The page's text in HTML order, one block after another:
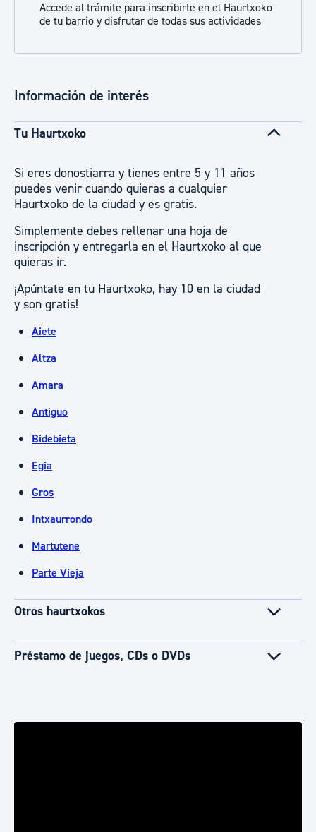
Accede al trámite para inscribirte en el Haurtxoko
de tu barrio y disfrutar de todas sus actividades
Información de interés
Tu Haurtxoko
Si eres donostiarra y tienes entre 5 y 11 años
puedes venir cuando quieras a cualquier
Haurtxoko de la ciudad y es gratis.
Simplemente debes rellenar una hoja de
inscripción y entregarla en el Haurtxoko al que
quieras ir.
¡Apúntate en tu Haurtxoko, hay 10 en la ciudad
y son gratis!
Aiete
Altza
Amara
Antiguo
Bidebieta
Egia
Gros
Intxaurrondo
Martutene
Parte Vieja
Otros haurtxokos
Préstamo de juegos, CDs o DVDs